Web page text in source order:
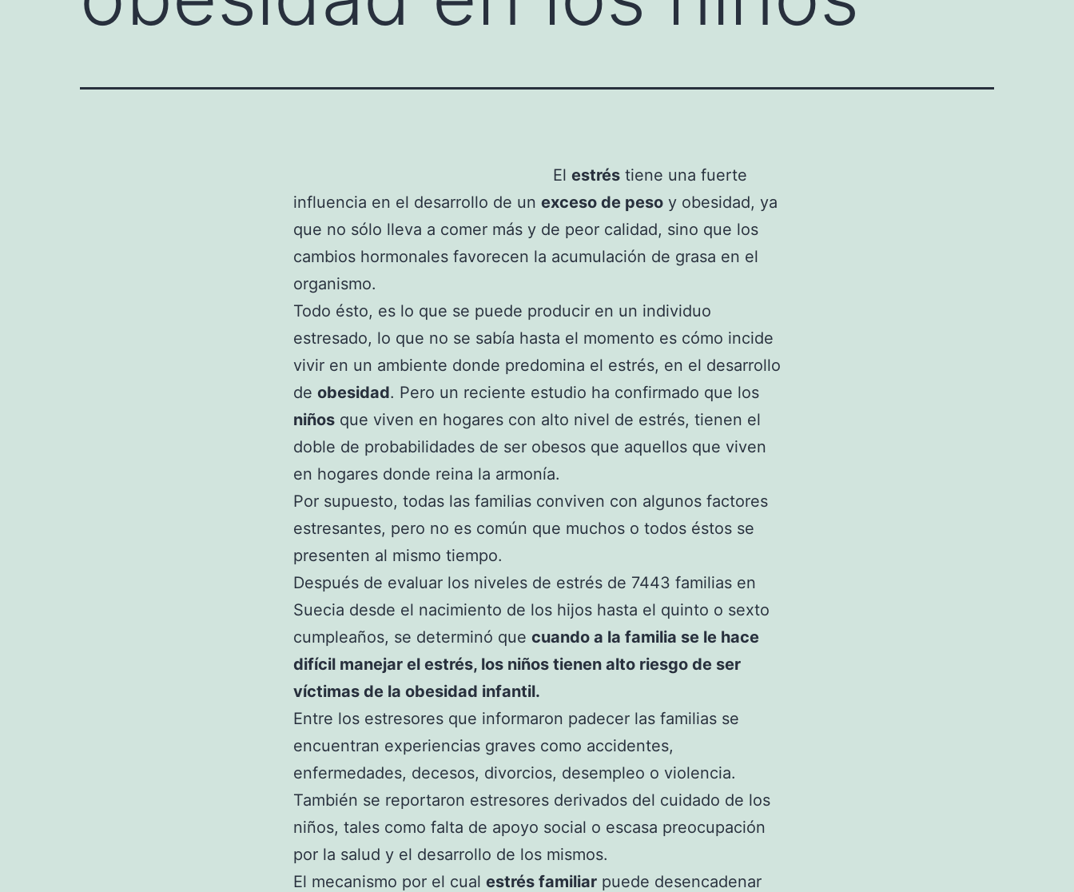
El estrés tiene una fuerte
influencia en el desarrollo de un exceso de peso y obesidad, ya
que no sólo lleva a comer más y de peor calidad, sino que los
cambios hormonales favorecen la acumulación de grasa en el
organismo.
Todo ésto, es lo que se puede producir en un individuo
estresado, lo que no se sabía hasta el momento es cómo incide
vivir en un ambiente donde predomina el estrés, en el desarrollo
de obesidad. Pero un reciente estudio ha confirmado que los
niños que viven en hogares con alto nivel de estrés, tienen el
doble de probabilidades de ser obesos que aquellos que viven
en hogares donde reina la armonía.
Por supuesto, todas las familias conviven con algunos factores
estresantes, pero no es común que muchos o todos éstos se
presenten al mismo tiempo.
Después de evaluar los niveles de estrés de 7443 familias en
Suecia desde el nacimiento de los hijos hasta el quinto o sexto
cumpleaños, se determinó que cuando a la familia se le hace
difícil manejar el estrés, los niños tienen alto riesgo de ser
víctimas de la obesidad infantil.
Entre los estresores que informaron padecer las familias se
encuentran experiencias graves como accidentes,
enfermedades, decesos, divorcios, desempleo o violencia.
También se reportaron estresores derivados del cuidado de los
niños, tales como falta de apoyo social o escasa preocupación
por la salud y el desarrollo de los mismos.
El mecanismo por el cual estrés familiar puede desencadenar